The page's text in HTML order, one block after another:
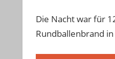
Die Nacht war für
Rundballenbrand